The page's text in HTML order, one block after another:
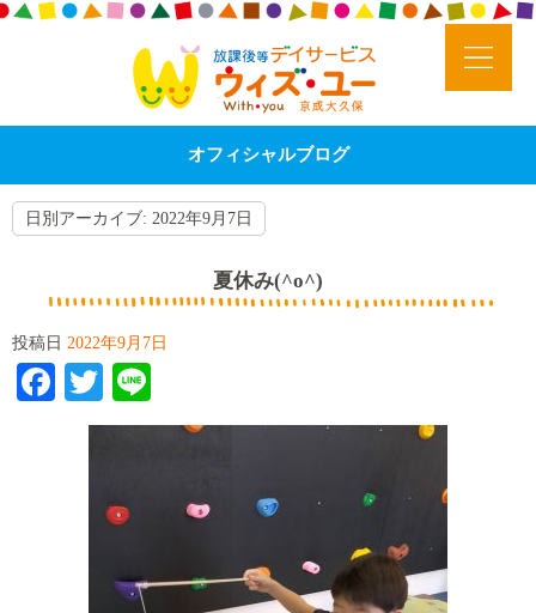
オフィシャルブログ
日別アーカイブ: 2022年9月7日
夏休み(^o^)
投稿日 2022年9月7日
Facebook
Twitter